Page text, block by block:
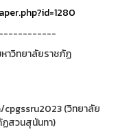
าวิทยาลัยราชภัฏ
(วิทยาลัย
ฏสวนสุนันทา)